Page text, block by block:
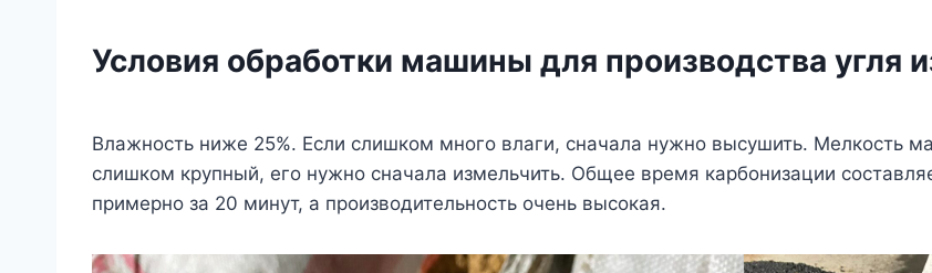
Условия обработки машины для производства угля
Влажность ниже 25%. Если слишком много влаги, сначала нужно высушить. Мелкость
слишком крупный, его нужно сначала измельчить. Общее время карбонизации
примерно за 20 минут, а производительность очень высокая.